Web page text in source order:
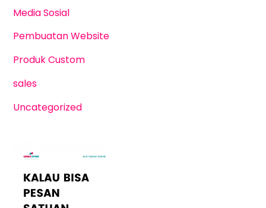
Media Sosial
Pembuatan Website
Produk Custom
sales
Uncategorized